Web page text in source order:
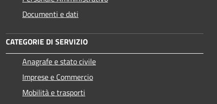
Documenti e dati
CATEGORIE DI SERVIZIO
Anagrafe e stato civile
Imprese e Commercio
Mobilità e trasporti